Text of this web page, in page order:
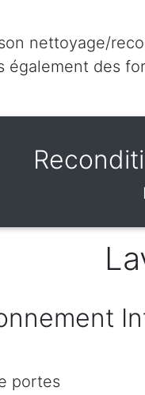
nettoyage/
également des
portes